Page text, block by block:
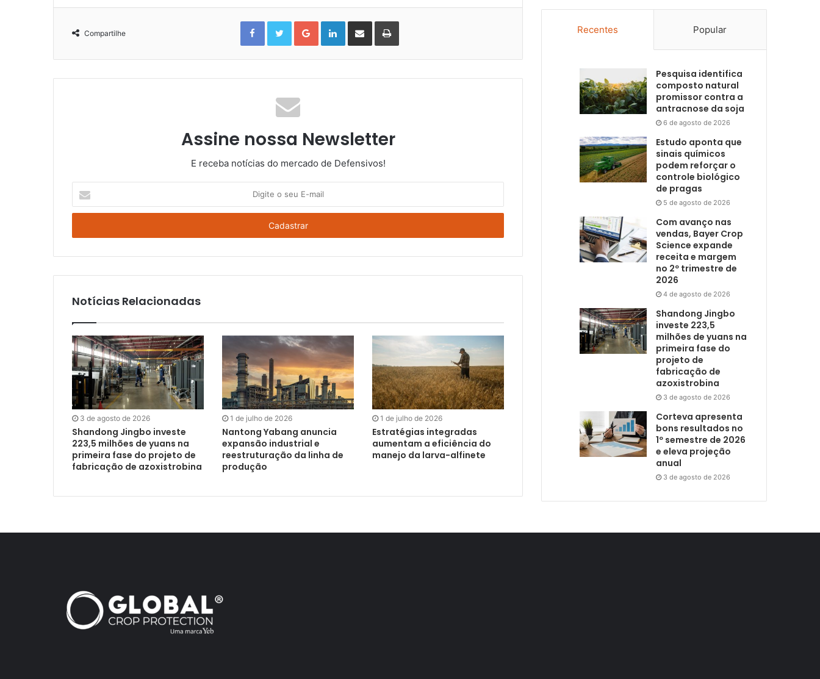
Compartilhe
FacebookTwitterGoogle+LinkedInCompartilhar
Email
Impressão
Assine nossa Newsletter
E receba notícias do mercado de Defensivos!
seu
mail
Notícias Relacionadas
3 de agosto de 2026
Shandong Jingbo investe
223,5 milhões de yuans na
primeira fase do projeto de
fabricação de azoxistrobina
1 de julho de 2026
Nantong Yabang anuncia
expansão industrial e
reestruturação da linha de
produção
1 de julho de 2026
Estratégias integradas
aumentam a eficiência do
manejo da larva-alfinete
Recentes Popular
Pesquisa identifica
composto natural
promissor contra a
antracnose da soja
6 de agosto de 2026
Estudo aponta que
sinais químicos
podem reforçar o
controle biológico
de pragas
5 de agosto de 2026
Com avanço nas
vendas, Bayer Crop
Science expande
receita e margem
no 2º trimestre de
2026
4 de agosto de 2026
Shandong Jingbo
investe 223,5
milhões de yuans na
primeira fase do
projeto de
fabricação de
azoxistrobina
3 de agosto de 2026
Corteva apresenta
bons resultados no
1º semestre de 2026
e eleva projeção
anual
3 de agosto de 2026